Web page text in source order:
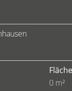
Fläche
0 m²